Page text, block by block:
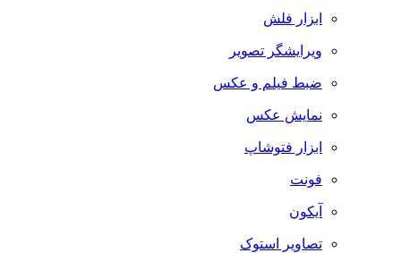
ابزار فلش
ویرایشگر تصویر
ضبط فيلم و عكس
نمایش عکس
ابزار فتوشاپ
فونت
آیکون
تصاویر استوک